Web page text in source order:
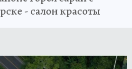
- салон красоты